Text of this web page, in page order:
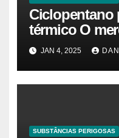
Ciclopentano
térmico O
agora. Vamos
tamanho do
participação
JAN 4, 2025
SUBSTÂNCIAS PERIGOSAS